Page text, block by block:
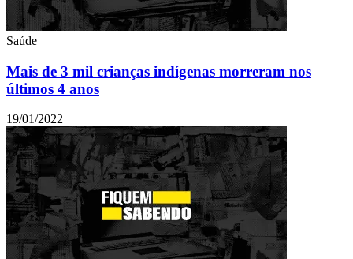
Saúde
Mais de 3 mil crianças indígenas morreram nos
últimos 4 anos
19/01/2022